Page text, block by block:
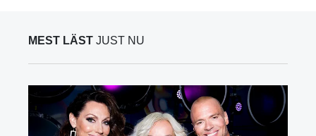
MEST LÄST JUST NU